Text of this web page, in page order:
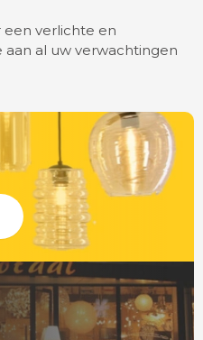
een verlichte en
al uw verwachtingen